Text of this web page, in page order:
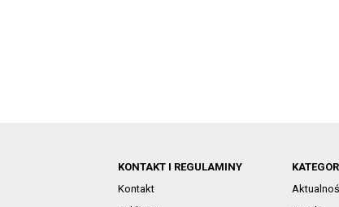
KONTAKT I REGULAMINY
Kontakt